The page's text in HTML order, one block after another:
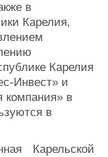
флота
в
Карелия,
Карелия
Инвест» и
компания» в
в
Карельской